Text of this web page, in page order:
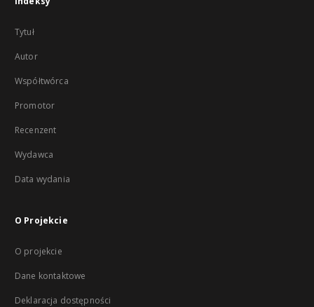
Tytuł
Autor
Współtwórca
Promotor
Recenzent
Wydawca
Data wydania
O Projekcie
O projekcie
Dane kontaktowe
Deklaracja dostępności